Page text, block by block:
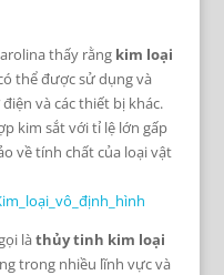
thấy rằng kim loại
thể được sử dụng và
và các thiết bị khác.
kim sắt với tỉ lệ lớn gấp
về tính chất của loại vật
làthủy tinh kim loại
trong nhiều lĩnh vực và